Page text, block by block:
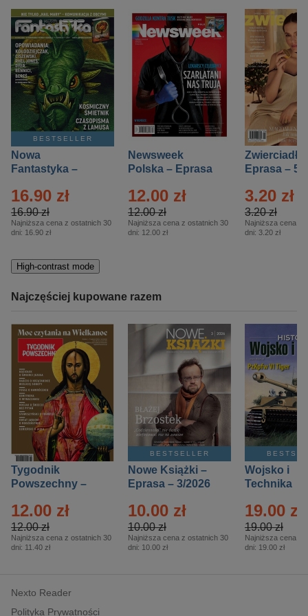
BESTSELLER
Nowa
Fantastyka –
16.90 zł
16.90 zł
Najniższa cena z ostatnich 30
dni: 16.90 zł
Newsweek
Polska – Eprasa
12.00 zł
12.00 zł
Najniższa cena z ostatnich 30
dni: 12.00 zł
Zwierciadło
Eprasa – 5/
3.20 zł
3.20 zł
Najniższa cena z
dni: 3.20 zł
High-contrast mode
Najczęściej kupowane razem
Tygodnik
Powszechny –
12.00 zł
12.00 zł
Najniższa cena z ostatnich 30
dni: 11.40 zł
BESTSELLER
Nowe Książki –
Eprasa – 3/2026
10.00 zł
10.00 zł
Najniższa cena z ostatnich 30
dni: 10.00 zł
Wojsko i
Technika
– 2/2026
19.00 zł
19.00 zł
Najniższa cena z
dni: 19.00 zł
Nexto Reader
Polityka Prywatności